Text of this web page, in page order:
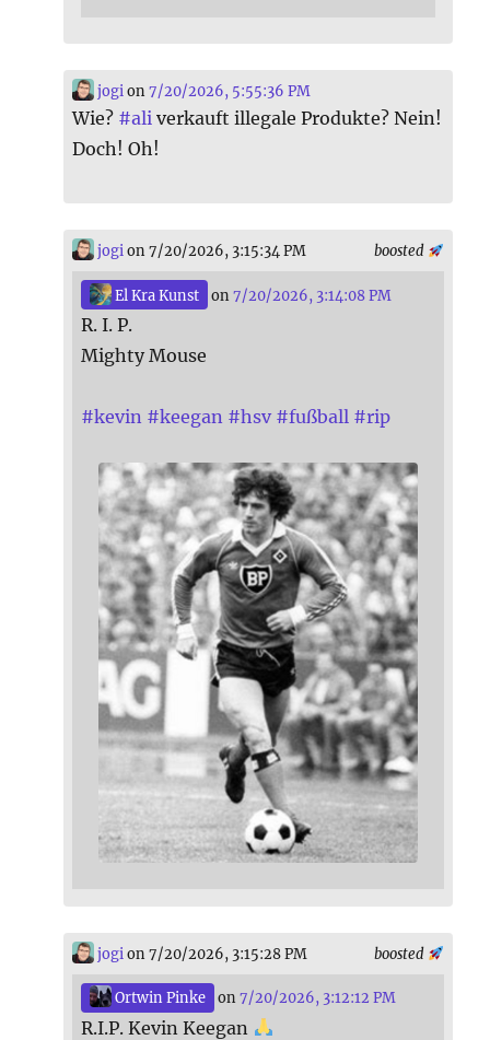
jogion7/20/2026, 5:55:36 PM
Wie? #ali verkauft illegale Produkte? Nein!
Doch! Oh!
boosted
jogion 7/20/2026, 3:15:34 PM
El Kra Kunst on7/20/2026, 3:14:08 PM
R. I. P.
Mighty Mouse
#kevin #keegan #hsv #fußball #rip
boosted
jogi on 7/20/2026, 3:15:28 PM
Ortwin Pinke on7/20/2026, 3:12:12 PM
R.I.P. Kevin Keegan